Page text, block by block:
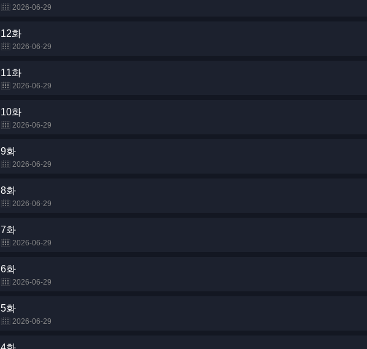
2026-06-29
12화
2026-06-29
11화
2026-06-29
10화
2026-06-29
9화
2026-06-29
8화
2026-06-29
7화
2026-06-29
6화
2026-06-29
5화
2026-06-29